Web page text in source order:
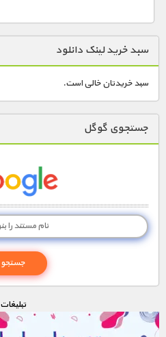
سبد خرید لینک دانلود
سبد خریدتان خالی است.
جستجوی گوگل
تبليغات